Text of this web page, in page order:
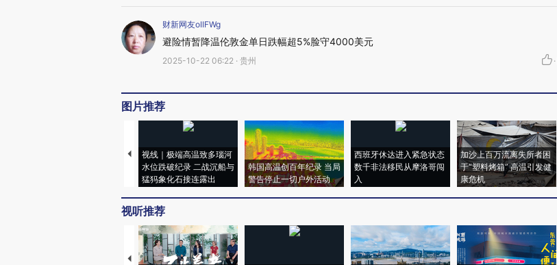
财新网友oIIFWg
避险情暂降温伦敦金单日跌幅超5%脸守4000美元
2025-10-22 06:22 · 贵州 ·
图片推荐
视线｜极端高温致多瑙河
水位跌破纪录 二战沉船与
猛犸象化石接连露出
韩国高温创百年纪录 当局
警告停止一切户外活动
西班牙休达进入紧急状态
数千非法移民从摩洛哥闯
入
加沙上百万流离失所者困
于“塑料烤箱” 高温引发健
康危机
视听推荐